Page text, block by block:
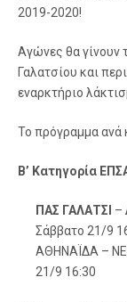
2019-2020!
Αγώνες θα γίνουν
Γαλατσίου και
εναρκτήριο
Το πρόγραμμα ανά
Β’ Κατηγορία
ΠΑΣ ΓΑΛΑΤΣΙ –
Σάββατο 21/9
ΑΘΗΝΑΪΔΑ –
21/9 16:30